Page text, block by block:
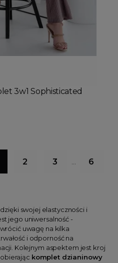
3w1 Sophisticated
2 3 … 6
swojej elastyczności i
jego uniwersalność -
uwagę na kilka
i odporność na
Kolejnym aspektem jest kroj
komplet dzianinowy